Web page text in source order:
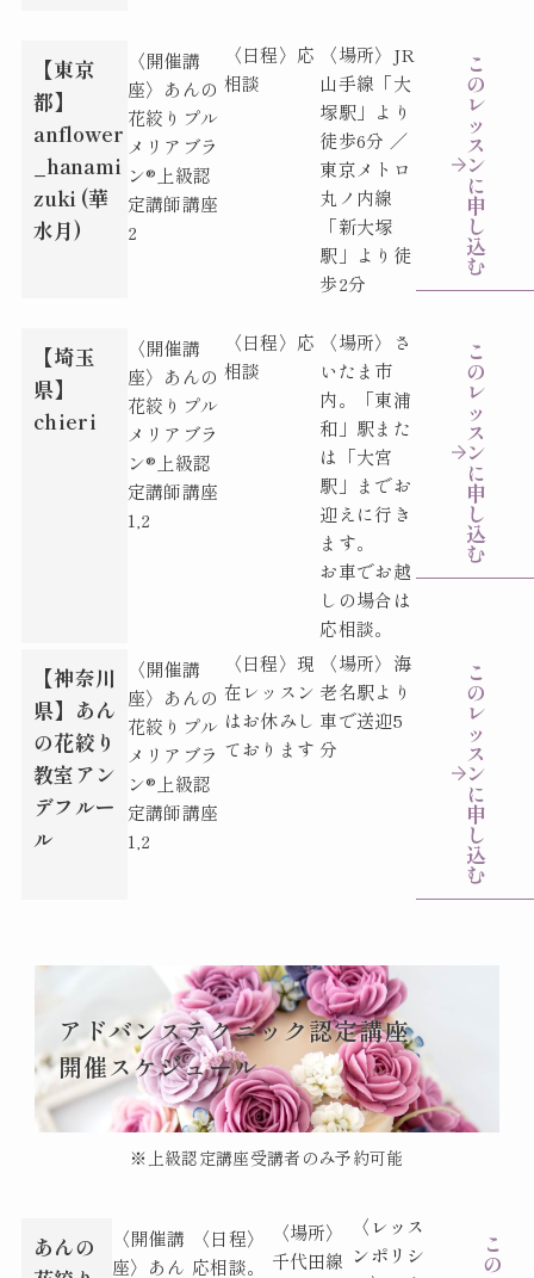
【東京
都】
anflower
_hanami
zuki (華
水月)
〈開催講
座〉 あんの
花絞りプル
メリアブラ
ン®︎上級認
定講師講座
2
〈日程〉応
相談
〈場所〉JR
山手線「大
塚駅」より
徒歩6分 ／
東京メトロ
丸ノ内線
「新大塚
駅」より徒
歩2分
こ
の
レ
ッ
ス
ン
に
申
し
込
む
【埼玉
県】
chieri
〈開催講
座〉 あんの
花絞りプル
メリアブラ
ン®︎上級認
定講師講座
1,2
〈日程〉応
相談
〈場所〉さ
いたま市
内。「東浦
和」駅また
は「大宮
駅」までお
迎えに行き
ます。
お車でお越
しの場合は
応相談。
こ
の
レ
ッ
ス
ン
に
申
し
込
む
【神奈川
県】 あん
の花絞り
教室アン
デフルー
ル
〈開催講
座〉 あんの
花絞りプル
メリアブラ
ン®︎上級認
定講師講座
1,2
〈日程〉 現
在レッスン
はお休みし
ております
〈場所〉 海
老名駅より
車で送迎5
分
こ
の
レ
ッ
ス
ン
に
申
し
込
む
アドバンステクニック認定講座
開催スケジュール
※上級認定講座受講者のみ予約可能
あんの
〈開催講
座〉 あん
〈日程〉
応相談。
〈場所〉
千代田線
〈レッス
ンポリシ
こ
の